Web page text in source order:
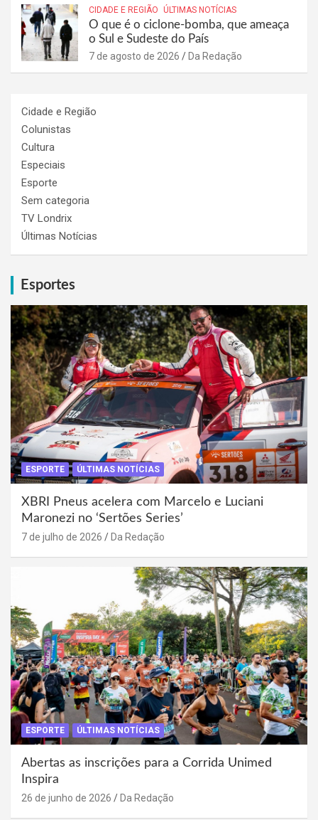
CIDADE E REGIÃO ÚLTIMAS NOTÍCIAS
O que é o ciclone-bomba, que ameaça
o Sul e Sudeste do País
7 de agosto de 2026 Da Redação
Cidade e Região
Colunistas
Cultura
Especiais
Esporte
Sem categoria
TV Londrix
Últimas Notícias
Esportes
ESPORTE ÚLTIMAS NOTÍCIAS
XBRI Pneus acelera com Marcelo e Luciani
Maronezi no ‘Sertões Series’
7 de julho de 2026 Da Redação
ESPORTE ÚLTIMAS NOTÍCIAS
Abertas as inscrições para a Corrida Unimed
Inspira
26 de junho de 2026 Da Redação